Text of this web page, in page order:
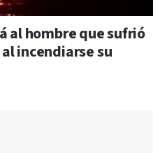
al hombre que sufrió
incendiarse su